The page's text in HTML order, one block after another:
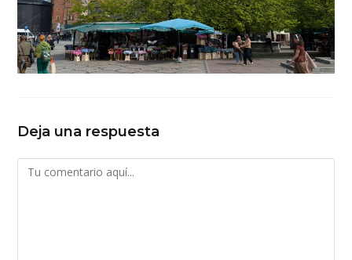
Deja una respuesta
Comentario